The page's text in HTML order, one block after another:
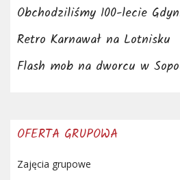
Obchodziliśmy 100-lecie
Retro Karnawał na Lotnisku
Flash mob na dworcu w
OFERTA GRUPOWA
Zajęcia grupowe